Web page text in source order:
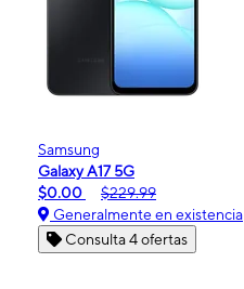
Samsung
Galaxy A17 5G
$0.00
$229.99
Generalmente en existencia
Consulta 4 ofertas